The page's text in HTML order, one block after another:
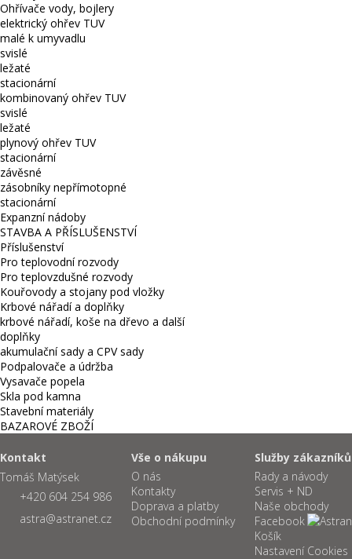
Ohřívače vody, bojlery
elektrický ohřev TUV
malé k umyvadlu
svislé
ležaté
stacionární
kombinovaný ohřev TUV
svislé
ležaté
plynový ohřev TUV
stacionární
závěsné
zásobníky nepřímotopné
stacionární
Expanzní nádoby
STAVBA A PŘÍSLUŠENSTVÍ
Příslušenství
Pro teplovodní rozvody
Pro teplovzdušné rozvody
Kouřovody a stojany pod vložky
Krbové nářadí a doplňky
krbové nářadí, koše na dřevo a další
doplňky
akumulační sady a CPV sady
Podpalovače a údržba
Vysavače popela
Skla pod kamna
Stavební materiály
BAZAROVÉ ZBOŽÍ
Kontakt
Tomáš Matýsek
+420 604 254 986
astra@astranet.cz
Vše o nákupu
O nás
Kontakty
Doprava a platby
Obchodní podmínky
Služby
Rady a návody
Servis + ND
Naše obchody
Facebook
Košík
Nastavení Cookies